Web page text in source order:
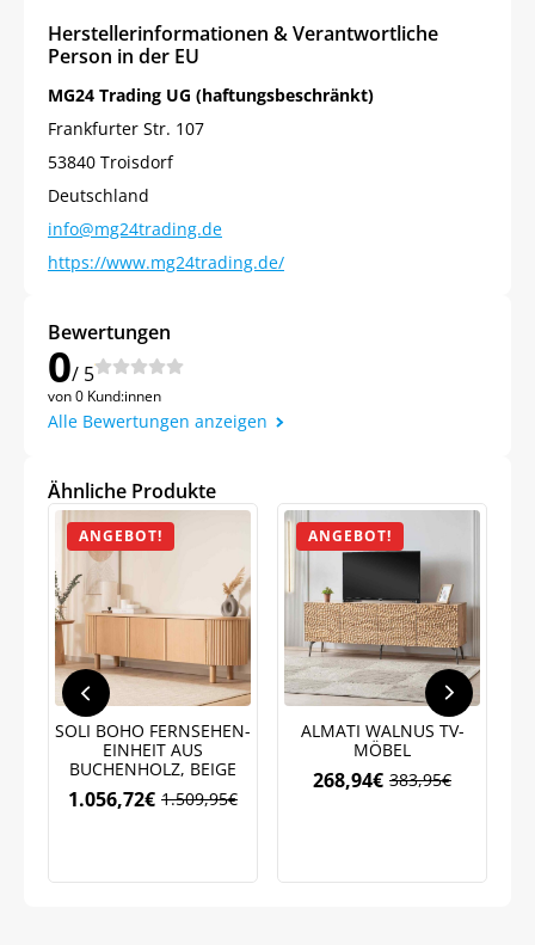
Herstellerinformationen & Verantwortliche
Person in der EU
MG24 Trading UG (haftungsbeschränkt)
Frankfurter Str. 107
53840 Troisdorf
Deutschland
info@mg24trading.de
https://www.mg24trading.de/
Bewertungen
0/ 5
von 0 Kund:innen
Alle Bewertungen anzeigen
Ähnliche Produkte
ANGEBOT!
SOLI BOHO FERNSEHEN-
EINHEIT AUS
BUCHENHOLZ, BEIGE
1.509,95€
Ursprünglicher
1.509,95€
1.056,72€Aktueller
1.056,72€.
ANGEBOT!
ALMATI WALNUS TV-
MÖBEL
383,95€
Ursprünglicher
268,94€Aktueller
Jetzt5% Rabatt